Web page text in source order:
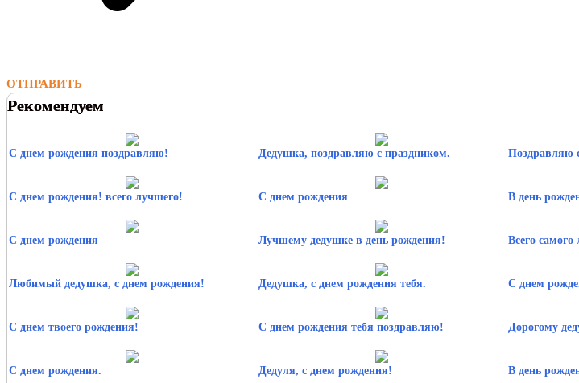
ОТПРАВИТЬ
Рекомендуем
С днем рождения поздравляю! Дедушка, поздравляю с праздником. Поздравляю
С днем рождения! всего лучшего! С днем рождения В день
С днем рождения Лучшему дедушке в день рождения! Всего
Любимый дедушка, с днем рождения! Дедушка, с днем рождения тебя. С днем
С днем твоего рождения! С днем рождения тебя поздравляю! Дорогому
С днем рождения. Дедуля, с днем рождения! В день